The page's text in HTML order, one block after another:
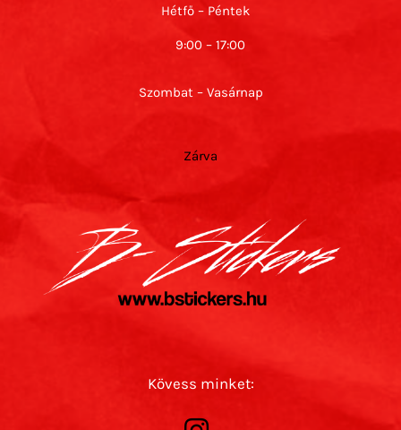
Hétfő – Péntek
9:00 – 17:00
Szombat – Vasárnap
Zárva
Kövess minket: